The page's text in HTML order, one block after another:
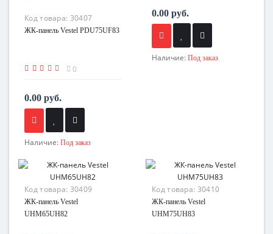
Код товара: 30407
ЖК-панель Vestel PDU75UF83
0
0.00 руб.
Наличие: Под заказ
0.00 руб.
Наличие: Под заказ
Код товара: 30409
ЖК-панель Vestel
UHM65UH82
Код товара: 30410
ЖК-панель Vestel
UHM75UH83